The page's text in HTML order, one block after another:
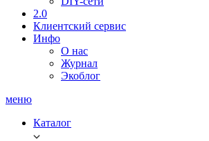
2.0
Клиентский сервис
Инфо
О нас
Журнал
Экоблог
меню
Каталог